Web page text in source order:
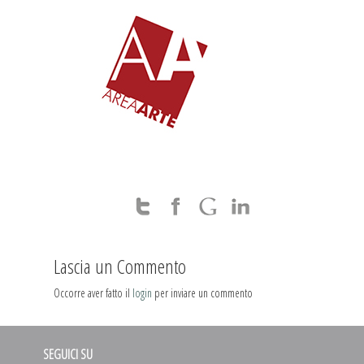
Lascia un Commento
Occorre aver fatto il login per inviare un commento
SEGUICI SU